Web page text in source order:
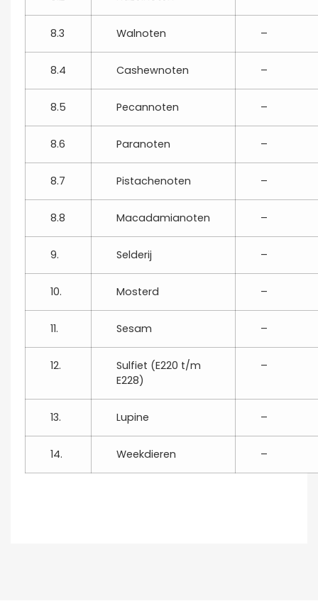
8.3 Walnoten –
8.4 Cashewnoten –
8.5 Pecannoten –
8.6 Paranoten –
8.7 Pistachenoten –
8.8 Macadamianoten –
9. Selderij –
10. Mosterd –
11. Sesam –
12.
Sulfiet (E220 t/m
E228)
–
13. Lupine –
14. Weekdieren –